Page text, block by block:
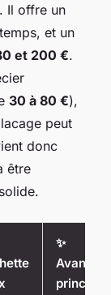
Il offre un
et un
et 200 €.
30 à 80 €),
peut
donc
être
✨